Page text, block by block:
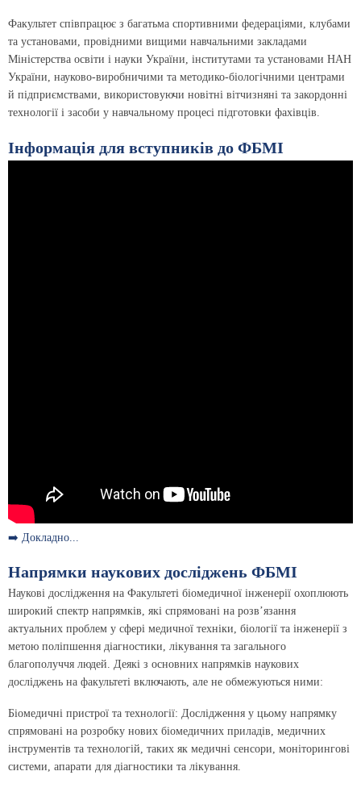
Факультет співпрацює з багатьма спортивними федераціями, клубами
та установами, провідними вищими навчальними закладами
Міністерства освіти і науки України, інститутами та установами НАН
України, науково-виробничими та методико-біологічними центрами
й підприємствами, використовуючи новітні вітчизняні та закордонні
технології і засоби у навчальному процесі підготовки фахівців.
Інформація для вступників до ФБМІ
➡️ Докладно...
Напрямки наукових досліджень ФБМІ
Наукові дослідження на Факультеті біомедичної інженерії охоплюють
широкий спектр напрямків, які спрямовані на розв’язання
актуальних проблем у сфері медичної техніки, біології та інженерії з
метою поліпшення діагностики, лікування та загального
благополуччя людей. Деякі з основних напрямків наукових
досліджень на факультеті включають, але не обмежуються ними:
Біомедичні пристрої та технології: Дослідження у цьому напрямку
спрямовані на розробку нових біомедичних приладів, медичних
інструментів та технологій, таких як медичні сенсори, моніторингові
системи, апарати для діагностики та лікування.